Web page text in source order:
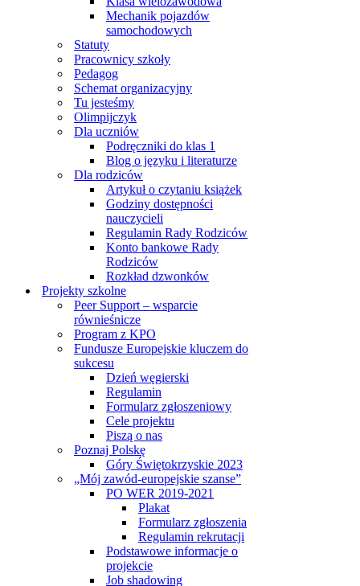
Mechanik pojazdów
samochodowych
Statuty
Pracownicy szkoły
Pedagog
Schemat organizacyjny
Tu jesteśmy
Olimpijczyk
Dla uczniów
Podręczniki do klas 1
Blog o języku i literaturze
Dla rodziców
Artykuł o czytaniu książek
Godziny dostępności
nauczycieli
Regulamin Rady Rodziców
Konto bankowe Rady
Rodziców
Rozkład dzwonków
Projekty szkolne
Peer Support – wsparcie
równieśnicze
Program z KPO
Fundusze Europejskie kluczem do
sukcesu
Dzień węgierski
Regulamin
Formularz zgłoszeniowy
Cele projektu
Piszą o nas
Poznaj Polskę
Góry Świętokrzyskie 2023
„Mój zawód-europejskie szanse”
PO WER 2019-2021
Plakat
Formularz zgłoszenia
Regulamin rekrutacji
Podstawowe informacje o
projekcie
Job shadowing